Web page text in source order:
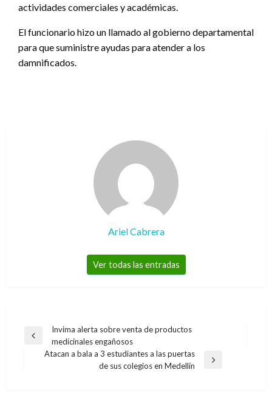
actividades comerciales y académicas.
El funcionario hizo un llamado al gobierno departamental
para que suministre ayudas para atender a los
damnificados.
Ariel Cabrera
Ver todas las entradas
Navegación
Entrada
anterior
Invima alerta sobre venta de productos
medicinales engañosos
Atacan a bala a 3 estudiantes a las puertas
de sus colegios en Medellín